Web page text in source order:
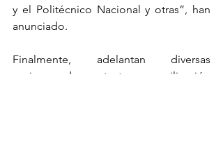
y el Politécnico Nacional y otras”, han
anunciado.
Finalmente, adelantan diversas
acciones de protesta y movilización